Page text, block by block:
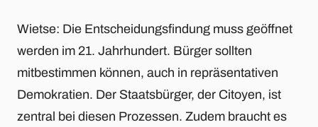
Wietse: Die Entscheidungsfindung muss geöffnet
werden im 21. Jahrhundert. Bürger sollten
mitbestimmen können, auch in repräsentativen
Demokratien. Der Staatsbürger, der Citoyen, ist
zentral bei diesen Prozessen. Zudem braucht es